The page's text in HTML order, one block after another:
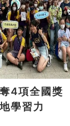
4項全國獎
學習力